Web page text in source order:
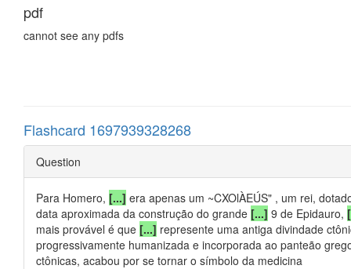
pdf
cannot see any pdfs
Flashcard 1697939328268
Question
Para Homero, [...] era apenas um ~CXOlÀEÚS" , um rei,
data aproximada da construção do grande [...] 9 de Epidauro,
mais provável é que [...] represente uma antiga divindade
progressivamente humanizada e incorporada ao panteão
ctônicas, acabou por se tornar o símbolo da medicina